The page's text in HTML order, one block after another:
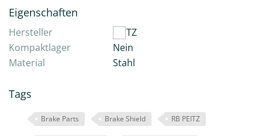
Eigenschaften
Hersteller
PEITZ
Kompaktlager
Nein
Material
Stahl
Tags
Brake Parts Brake Shield RB PEITZ